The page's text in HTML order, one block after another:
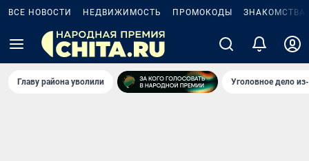
ВСЕ НОВОСТИ НЕДВИЖИМОСТЬ ПРОМОКОДЫ ЗНАКОМСТВА
Главу района уволили Уголовное дело